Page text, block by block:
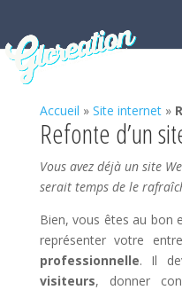
Accueil » Site internet»
Refonte d’un
Vous avez déjà un site
serait temps de le
Bien, vous êtes au bon
représenter votre
professionnelle. Il
visiteurs, donner